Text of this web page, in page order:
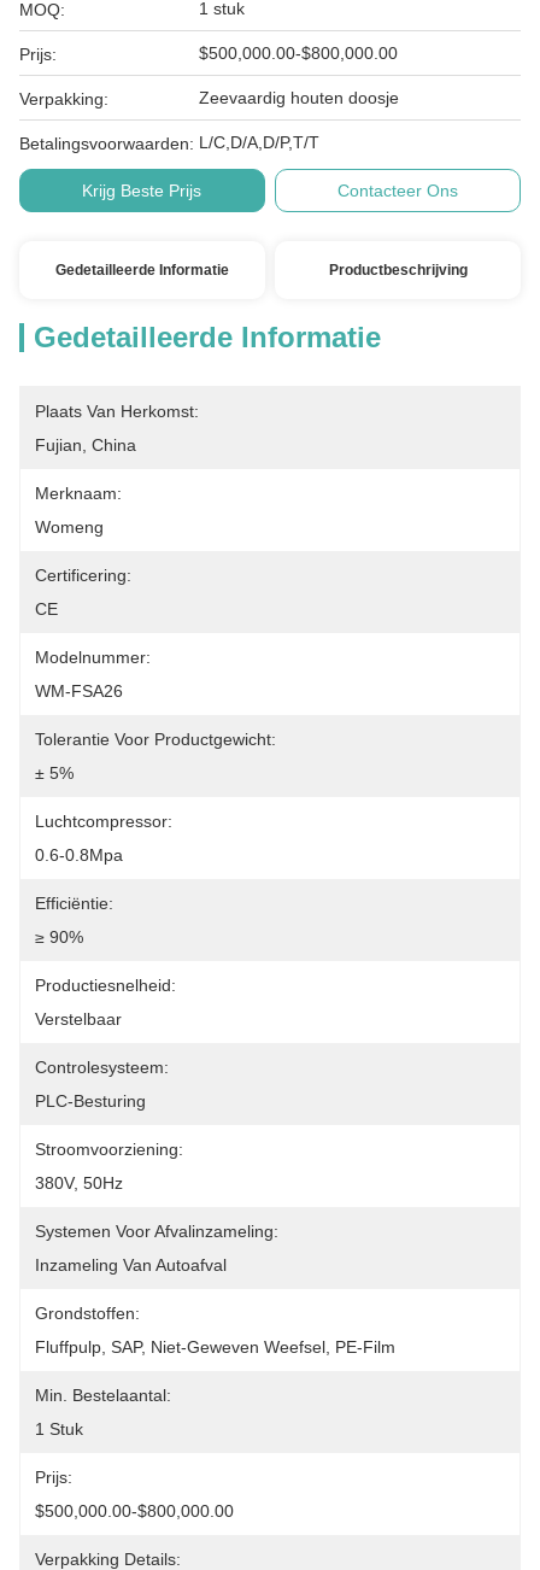
MOQ: 1 stuk
Prijs: $500,000.00-$800,000.00
Verpakking: Zeevaardig houten doosje
Betalingsvoorwaarden: L/C,D/A,D/P,T/T
Krijg Beste Prijs Contacteer Ons
Gedetailleerde Informatie Productbeschrijving
Gedetailleerde Informatie
Plaats Van Herkomst:
Fujian, China
Merknaam:
Womeng
Certificering:
CE
Modelnummer:
WM-FSA26
Tolerantie Voor Productgewicht:
± 5%
Luchtcompressor:
0.6-0.8Mpa
Efficiëntie:
≥ 90%
Productiesnelheid:
Verstelbaar
Controlesysteem:
PLC-Besturing
Stroomvoorziening:
380V, 50Hz
Systemen Voor Afvalinzameling:
Inzameling Van Autoafval
Grondstoffen:
Fluffpulp, SAP, Niet-Geweven Weefsel, PE-Film
Min. Bestelaantal:
1 Stuk
Prijs:
$500,000.00-$800,000.00
Verpakking Details: